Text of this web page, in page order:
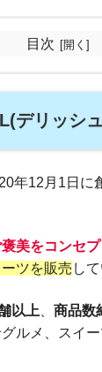
目次
デリッシ
年12月1日に
美をコンセプ
ツを販売 し
以上 商品数
ルメ、スイ